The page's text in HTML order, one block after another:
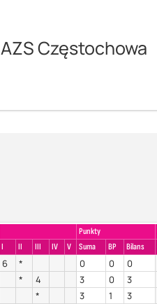
AZS Częstochowa
Punkty
I
II III IV V Suma BP Bilans
6 * 0 0 0
* 4 3 0 3
* 3 1 3